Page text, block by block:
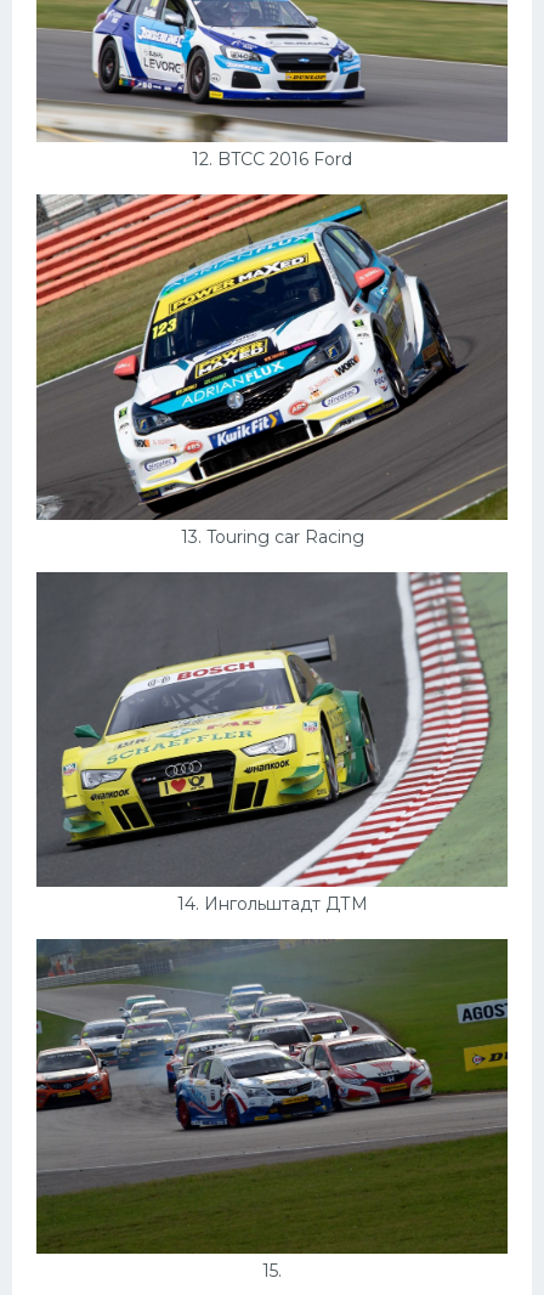
12. BTCC 2016 Ford
13. Touring car Racing
14. Ингольштадт ДТМ
15.